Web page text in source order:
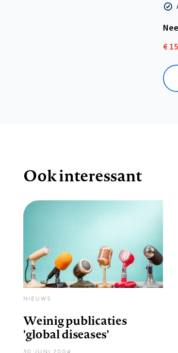
€
Ook interessant
NIEUWS
Weinig publicaties
'global diseases'